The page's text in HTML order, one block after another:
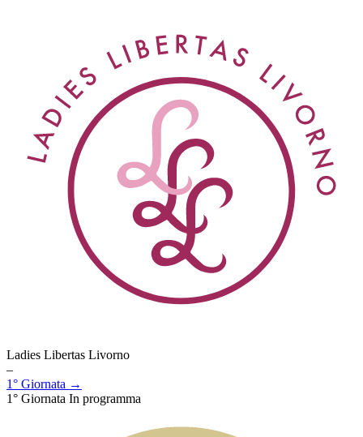
Ladies Libertas Livorno
–
1° Giornata →
1° Giornata In programma